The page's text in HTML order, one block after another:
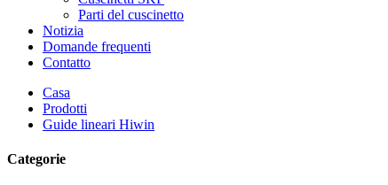
Parti del cuscinetto
Notizia
Domande frequenti
Contatto
Casa
Prodotti
Guide lineari Hiwin
Categorie